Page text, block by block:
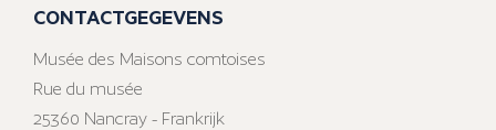
CONTACTGEGEVENS
Musée des Maisons comtoises
Rue du musée
25360 Nancray - Frankrijk